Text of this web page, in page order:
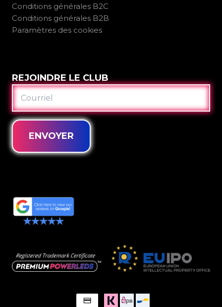
Conditions générales B2C
Conditions générales B2B
Paramètres des cookies
REJOINDRE LE CLUB
COURRIEL
ENVOYER